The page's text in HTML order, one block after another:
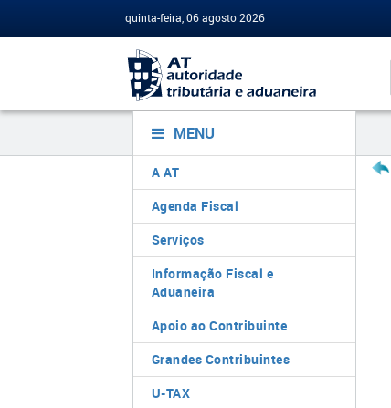
quinta-feira, 06 agosto 2026
MENU
A AT
Agenda Fiscal
Serviços
Informação Fiscal e
Aduaneira
Apoio ao Contribuinte
Grandes Contribuintes
U-TAX